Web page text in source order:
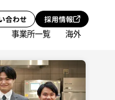
事業所一覧 海外
合わせ 採用情報